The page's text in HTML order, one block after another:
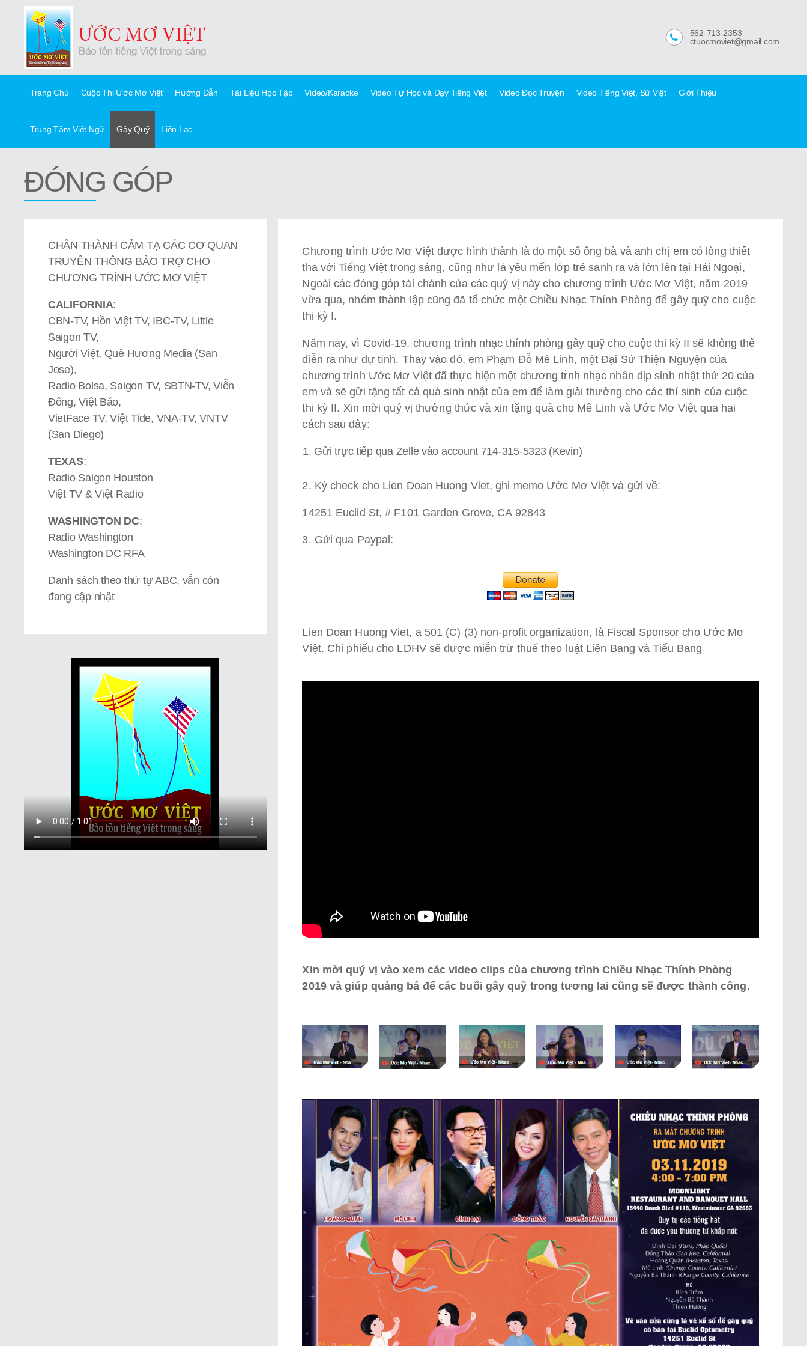
562-713-2353
ctuocmoviet@gmail.com
Trang Chủ Cuộc Thi Ước Mơ Việt Hướng Dẫn Tài Liệu Học Tập Video/Karaoke Video Tự Học và Dạy Tiếng Việt Video Đọc Truyện Video Tiếng Việt, Sử Việt Giới Thiệu
Trung Tâm Việt Ngữ Gây Quỹ Liên Lạc
ĐÓNG GÓP
CHÂN THÀNH CẢM TẠ CÁC CƠ QUAN
TRUYỀN THÔNG BẢO TRỢ CHO
CHƯƠNG TRÌNH ƯỚC MƠ VIỆT
CALIFORNIA:
CBN-TV, Hồn Việt TV, IBC-TV, Little
Saigon TV,
Người Việt, Quê Hương Media (San
Jose),
Radio Bolsa, Saigon TV, SBTN-TV, Viễn
Đông, Việt Báo,
VietFace TV, Việt Tide, VNA-TV, VNTV
(San Diego)
TEXAS:
Radio Saigon Houston
Việt TV & Việt Radio
WASHINGTON DC:
Radio Washington
Washington DC RFA
Danh sách theo thứ tự ABC, vẫn còn
đang cập nhật
Chương trình Ước Mơ Việt được hình thành là do một số ông bà và anh chị em có lòng thiết
tha với Tiếng Việt trong sáng, cũng như là yêu mến lớp trẻ sanh ra và lớn lên tại Hải Ngoại,
Ngoài các đóng góp tài chánh của các quý vị này cho chương trình Ước Mơ Việt, năm 2019
vừa qua, nhóm thành lập cũng đã tổ chức một Chiều Nhạc Thính Phòng để gây quỹ cho cuộc
thi kỳ I.
Năm nay, vì Covid-19, chương trình nhạc thính phòng gây quỹ cho cuộc thi kỳ II sẽ không thể
diễn ra như dự tính. Thay vào đó, em Phạm Đỗ Mê Linh, một Đại Sứ Thiện Nguyện của
chương trình Ước Mơ Việt đã thực hiện một chương tr̀nh nhạc nhân dịp sinh nhật thứ 20 của
em và sẽ gửi tặng tất cả quà sinh nhật của em để làm giải thưởng cho các thí sinh của cuộc
thi kỳ II. Xin mời quý vị thưởng thức và xin tặng quà cho Mê Linh và Ước Mơ Việt qua hai
cách sau đây:
Gửi trực tiếp qua Zelle vào account 714-315-5323 (Kevin)
2. Ký check cho Lien Doan Huong Viet, ghi memo Ước Mơ Việt và gửi về:
14251 Euclid St, # F101 Garden Grove, CA 92843
3. Gửi qua Paypal:
Lien Doan Huong Viet, a 501 (C) (3) non-profit organization, là Fiscal Sponsor cho Ước Mơ
Việt. Chi phiếu cho LDHV sẽ được miễn trừ thuế theo luạ́t Liên Bang và Tiểu Bang
Xin mời quý vị vào xem các video clips của chương trình Chiều Nhạc Thính Phòng
2019 và giúp quảng bá để các buổi gây quỹ trong tương lai cũng sẽ được thành công.